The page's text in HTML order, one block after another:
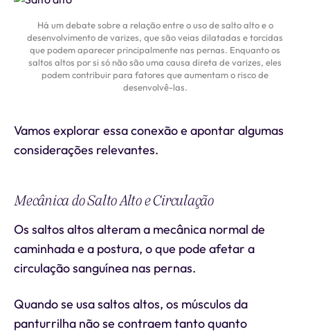
Há um debate sobre a relação entre o uso de salto alto e o
desenvolvimento de varizes, que são veias dilatadas e torcidas
que podem aparecer principalmente nas pernas. Enquanto os
saltos altos por si só não são uma causa direta de varizes, eles
podem contribuir para fatores que aumentam o risco de
desenvolvê-las.
Vamos explorar essa conexão e apontar algumas
considerações relevantes.
Mecânica do Salto Alto e Circulação
Os saltos altos alteram a mecânica normal de
caminhada e a postura, o que pode afetar a
circulação sanguínea nas pernas.
Quando se usa saltos altos, os músculos da
panturrilha não se contraem tanto quanto